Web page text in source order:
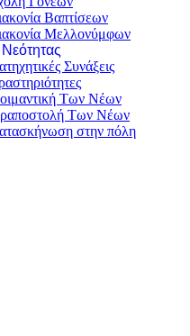
Βαπτίσεων
Μελλονύμφων
Συνάξεις
Των Νέων
Των Νέων
στην πόλη